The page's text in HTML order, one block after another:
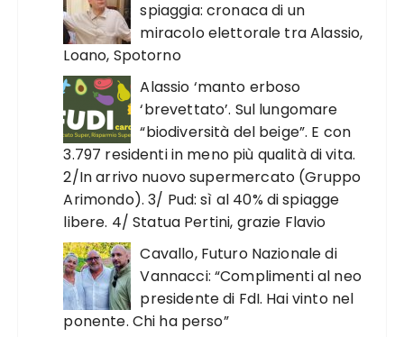
spiaggia: cronaca di un
miracolo elettorale tra Alassio,
Loano, Spotorno
Alassio ‘manto erboso
‘brevettato’. Sul lungomare
“biodiversità del beige”. E con
3.797 residenti in meno più qualità di vita.
2/In arrivo nuovo supermercato (Gruppo
Arimondo). 3/ Pud: sì al 40% di spiagge
libere. 4/ Statua Pertini, grazie Flavio
Cavallo, Futuro Nazionale di
Vannacci: “Complimenti al neo
presidente di FdI. Hai vinto nel
ponente. Chi ha perso”